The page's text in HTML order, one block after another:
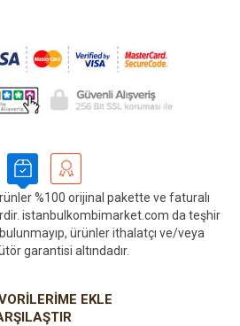
%100 orijinal pakette ve faturalı
istanbulkombimarket.com da teşhir
ürünler ithalatçı ve/veya
garantisi altındadır.
EKLE